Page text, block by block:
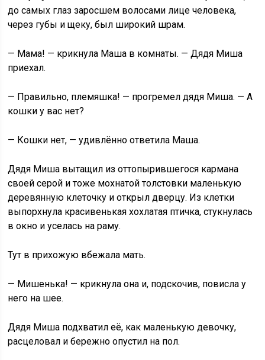
до самых глаз заросшем волосами лице человека,
через губы и щеку, был широкий шрам.
— Мама! — крикнула Маша в комнаты. — Дядя Миша
приехал.
— Правильно, племяшка! — прогремел дядя Миша. — А
кошки у вас нет?
— Кошки нет, — удивлённо ответила Маша.
Дядя Миша вытащил из оттопырившегося кармана
своей серой и тоже мохнатой толстовки маленькую
деревянную клеточку и открыл дверцу. Из клетки
выпорхнула красивенькая хохлатая птичка, стукнулась
в окно и уселась на раму.
Тут в прихожую вбежала мать.
— Мишенька! — крикнула она и, подскочив, повисла у
него на шее.
Дядя Миша подхватил её, как маленькую девочку,
расцеловал и бережно опустил на пол.